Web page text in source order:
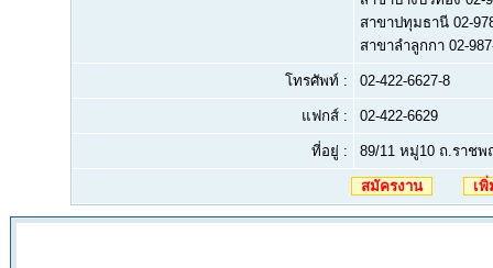
สาขาปทุมธานี 02-
สาขาลำลูกกา 02-
โทรศัพท์ : 02-422-6627-8
แฟกส์ : 02-422-6629
ที่อยู่ : 89/11 หมู่10 ถ.ราชพ
สมัครงาน เ